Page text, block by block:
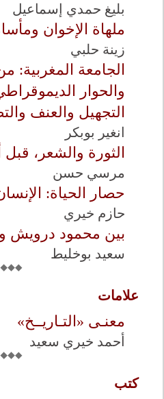
بليغ حمدي إسماعيل
ملهاة الإخوان
زينة حلبي
الجامعة المغربية:
والحوار
التجهيل والعنف
انغير بوبكر
الثورة والشعر،
مرسي حسن
حصار الحياة:
حازم خيري
بين محمود درويش
سعيد بوخليط
علامات
معنـى «التـاريــخ»
أحمد خيري سعيد
كتب